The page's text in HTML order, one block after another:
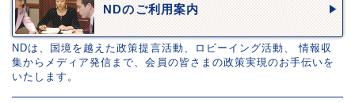
NDのご利用案内
NDは、国境を越えた政策提言活動、ロビーイング活動、 情報収
集からメディア発信まで、会員の皆さまの政策実現のお手伝いを
いたします。